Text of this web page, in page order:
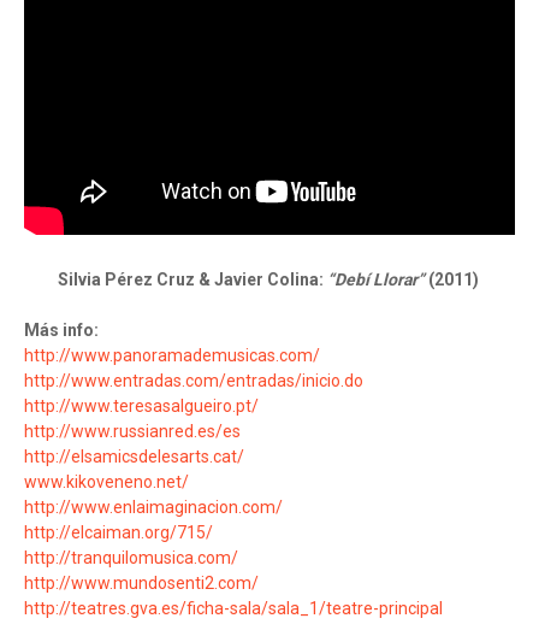
Silvia Pérez Cruz & Javier Colina: “Debí Llorar”(2011)
Más info:
http://www.panoramademusicas.com/
http://www.entradas.com/entradas/inicio.do
http://www.teresasalgueiro.pt/
http://www.russianred.es/es
http://elsamicsdelesarts.cat/
www.kikoveneno.net/
http://www.enlaimaginacion.com/
http://elcaiman.org/715/
http://tranquilomusica.com/
http://www.mundosenti2.com/
http://teatres.gva.es/ficha-sala/sala_1/teatre-principal